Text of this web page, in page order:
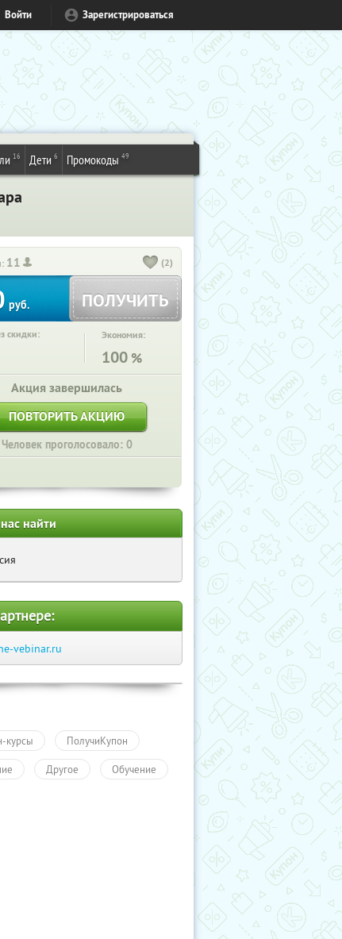
Войти Зарегистрироваться
16 Дети 6 Промокоды 49
11 (2)
руб. ПОЛУЧИТЬ
скидки: Экономия:
100 %
Акция завершилась
ПОВТОРИТЬ АКЦИЮ
Человек проголосовало: 0
найти
vebinar.ru
курсы ПолучиКупон
Другое Обучение